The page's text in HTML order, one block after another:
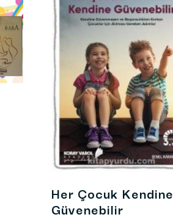
Her Çocuk Kendine
Güvenebilir